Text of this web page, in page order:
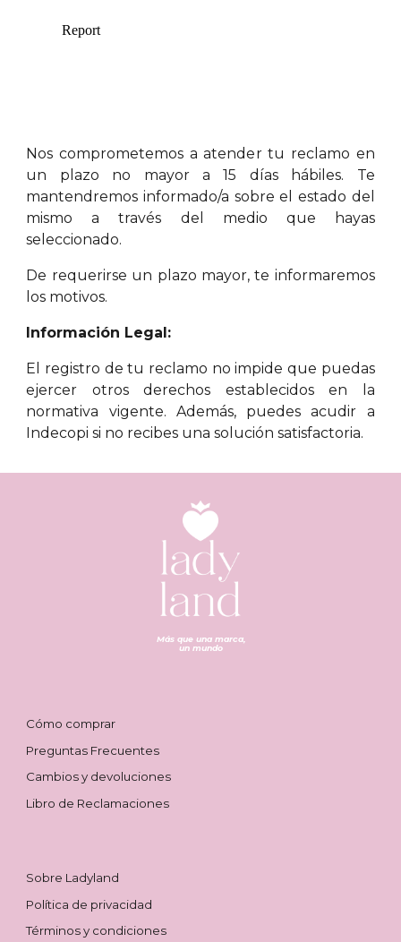
Nos comprometemos a atender tu reclamo en
un plazo no mayor a 15 días hábiles. Te
mantendremos informado/a sobre el estado del
mismo a través del medio que hayas
seleccionado.
De requerirse un plazo mayor, te informaremos
los motivos.
Información Legal:
El registro de tu reclamo no impide que puedas
ejercer otros derechos establecidos en la
normativa vigente. Además, puedes acudir a
Indecopi si no recibes una solución satisfactoria.
Más que una marca,
un mundo
Cómo comprar
Preguntas Frecuentes
Cambios y devoluciones
Libro de Reclamaciones
Sobre Ladyland
Política de privacidad
Términos y condiciones